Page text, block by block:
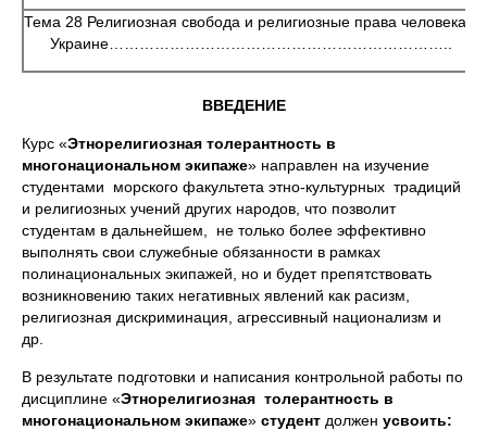
Тема 28 Религиозная свобода и религиозные права человека в
Украине…………………………………………………………..
ВВЕДЕНИЕ
Курс «Этнорелигиозная толерантность в
многонациональном экипаже» направлен на изучение
студентами морского факультета этно-культурных традиций
и религиозных учений других народов, что позволит
студентам в дальнейшем, не только более эффективно
выполнять свои служебные обязанности в рамках
полинациональных экипажей, но и будет препятствовать
возникновению таких негативных явлений как расизм,
религиозная дискриминация, агрессивный национализм и
др.
В результате подготовки и написания контрольной работы по
дисциплине «Этнорелигиозная толерантность в
многонациональном экипаже» студент должен усвоить: